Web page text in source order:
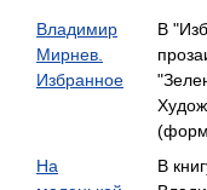
Владимир
Мирнев.
Избранное
В
На
В